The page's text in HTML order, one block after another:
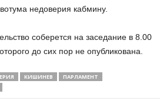
недоверия кабмину.
соберется на заседание в 8.00
до сих пор не опубликована.
КИШИНЕВ
ПАРЛАМЕНТ